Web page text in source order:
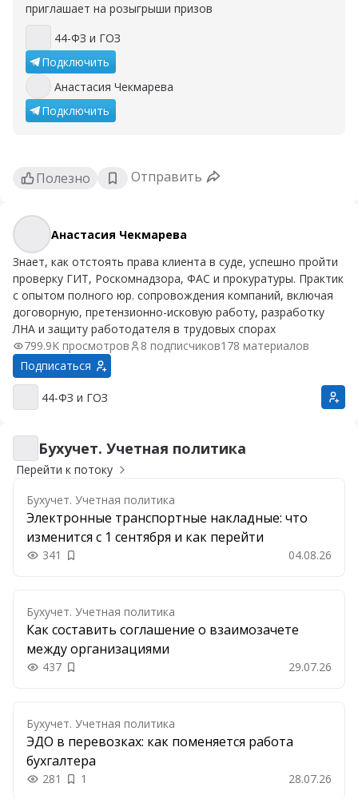
приглашает на розыгрыши призов
44-ФЗ и ГОЗ
44-ФЗ и ГОЗ
Подключить
Анастасия Чекмарева
Анастасия Чекмарева
Подключить
Полезно Отправить
Анастасия Чекмарева
Анастасия Чекмарева
Знает, как отстоять права клиента в суде, успешно пройти
проверку ГИТ, Роскомнадзора, ФАС и прокуратуры. Практик
с опытом полного юр. сопровождения компаний, включая
договорную, претензионно-исковую работу, разработку
ЛНА и защиту работодателя в трудовых спорах
799.9K просмотров
8 подписчиков178 материалов
Подписаться
44-ФЗ и ГОЗ
44-ФЗ и ГОЗ
Бухучет. Учетная политика
Бухучет. Учетная политика
Перейти к потоку
Бухучет. Учетная политика
Электронные транспортные накладные: что
изменится с 1 сентября и как перейти
341 Добавить в закладки 04.08.26
Бухучет. Учетная политика
Как составить соглашение о взаимозачете
между организациями
437 Добавить в закладки 29.07.26
Бухучет. Учетная политика
ЭДО в перевозках: как поменяется работа
бухгалтера
281 1 28.07.26